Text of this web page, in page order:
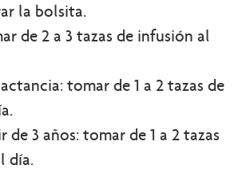
la bolsita.
de 2 a 3 tazas de infusión al
tomar de 1 a 2 tazas de
de 3 años: tomar de 1 a 2 tazas
día.